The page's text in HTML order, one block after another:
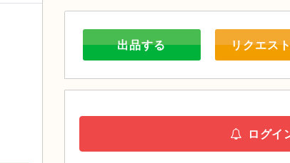
出品する リクエス
ログイ